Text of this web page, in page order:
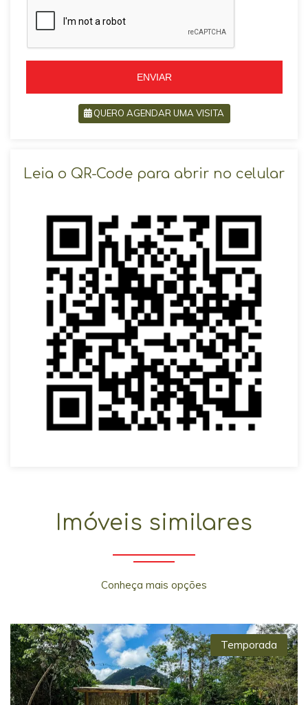
i
5
5
ENVIAR
QUERO AGENDAR UMA VISITA
Leia o QR-Code para abrir no celular
Imóveis similares
Conheça mais opções
Temporada